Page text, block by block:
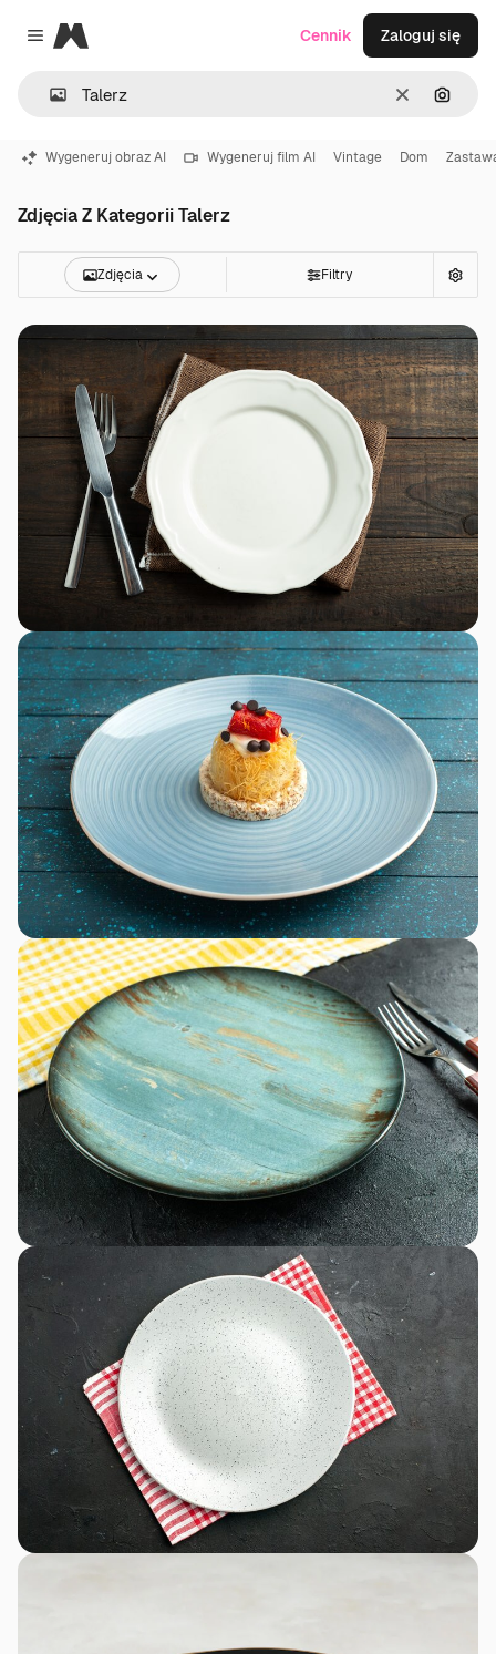
Close menu
Magnific
WyczyśćSzukaj
Cennik Zaloguj się
Wygeneruj obraz AI Wygeneruj film AI Vintage Dom
Zdjęcia Z Kategorii Talerz
Zdjęcia Filtry